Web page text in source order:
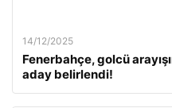
14/12/2025
Fenerbahçe, golcü
aday belirlendi!